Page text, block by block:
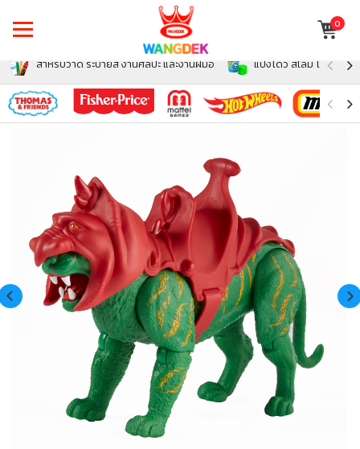
0
สำหรับวาด ระบายสี งานศิลปะ และงานฝีมือ แป้งโดว์ สไลม์ โฟม สำห